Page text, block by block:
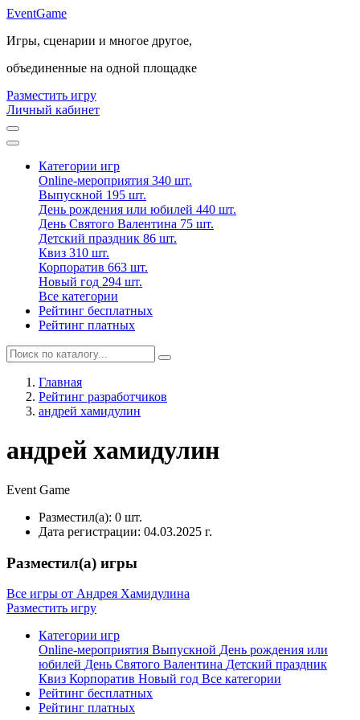
EventGame
Игры, сценарии и многое другое,
объединенные на одной площадке
Разместить игру
Личный кабинет
Категории игр
Online-мероприятия 340 шт.
Выпускной 195 шт.
День рождения или юбилей 440 шт.
День Святого Валентина 75 шт.
Детский праздник 86 шт.
Квиз 310 шт.
Корпоратив 663 шт.
Новый год 294 шт.
Все категории
Рейтинг бесплатных
Рейтинг платных
Главная
Рейтинг разработчиков
андрей хамидулин
андрей хамидулин
Event Game
Разместил(а): 0 шт.
Дата регистрации: 04.03.2025 г.
Разместил(а) игры
Все игры от Андрея Хамидулина
Разместить игру
Категории игр
Online-мероприятия Выпускной День рождения или
юбилей День Святого Валентина Детский праздник
Квиз Корпоратив Новый год Все категории
Рейтинг бесплатных
Рейтинг платных